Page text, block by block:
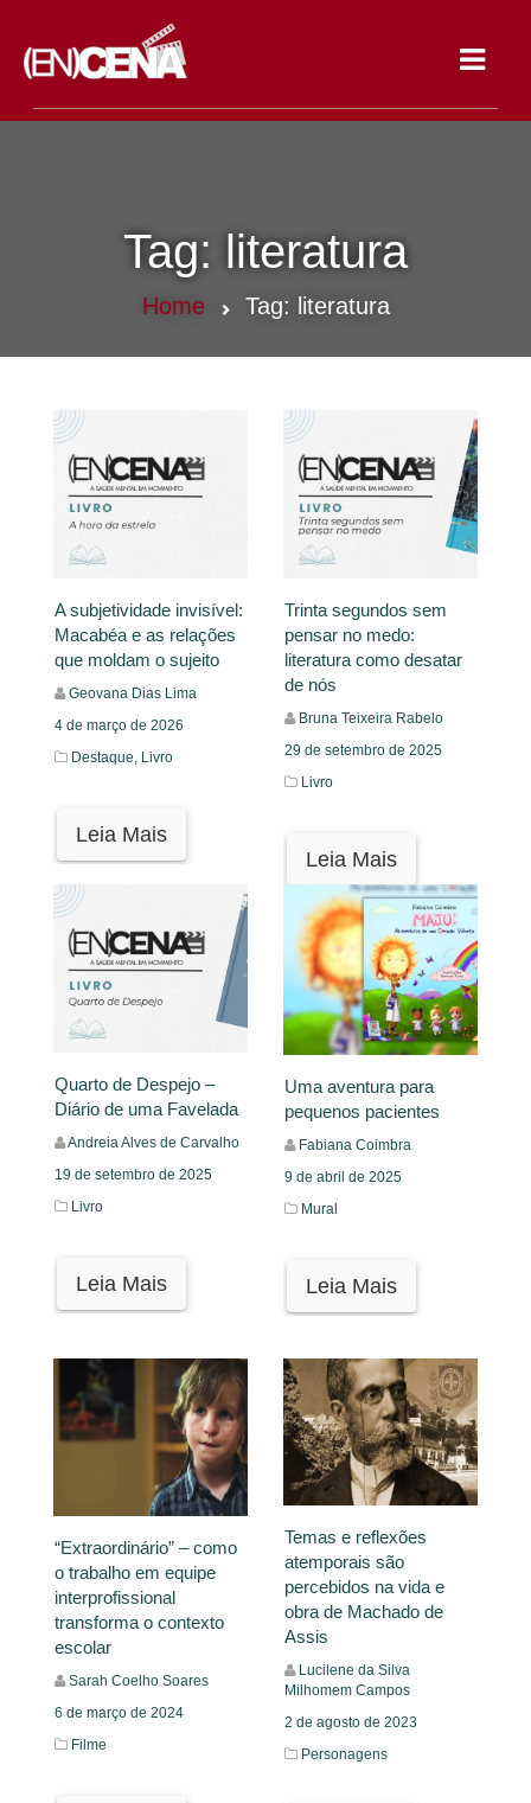
Tag: literatura
Home Tag: literatura
A subjetividade invisível:
Macabéa e as relações
que moldam o sujeito
Geovana Dias Lima
4 de março de 2026
Destaque, Livro
Leia Mais
Trinta segundos sem
pensar no medo:
literatura como desatar
de nós
Bruna Teixeira Rabelo
29 de setembro de 2025
Livro
Leia Mais
Quarto de Despejo –
Diário de uma Favelada
Andreia Alves de Carvalho
19 de setembro de 2025
Livro
Leia Mais
Uma aventura para
pequenos pacientes
Fabiana Coimbra
9 de abril de 2025
Mural
Leia Mais
“Extraordinário” – como
o trabalho em equipe
interprofissional
transforma o contexto
escolar
Sarah Coelho Soares
6 de março de 2024
Filme
Temas e reflexões
atemporais são
percebidos na vida e
obra de Machado de
Assis
Lucilene da Silva
Milhomem Campos
2 de agosto de 2023
Personagens